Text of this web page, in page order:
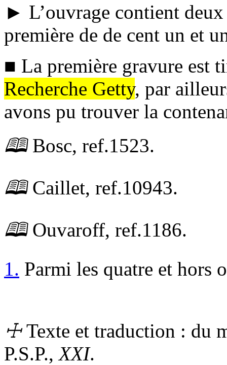
► L’ouvrage contient deux
première de de cent un et
■ La première gravure est
Recherche Getty, par
avons pu trouver la
🕮Bosc, ref.1523.
🕮Caillet, ref.10943.
🕮Ouvaroff, ref.1186.
1. Parmi les quatre et hors
☩Texte et traduction : du
P.S.P.,XXI.